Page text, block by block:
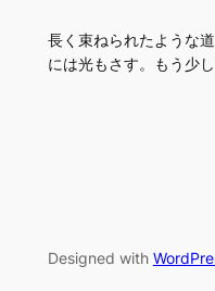
長く束ねられたような
には光もさす。もう少し
Designed with